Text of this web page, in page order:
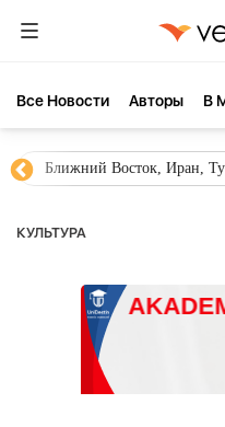
Все Новости Aвторы В
Ближний Восток, Иран,
КУЛЬТУРА